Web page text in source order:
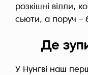
розкішні вілли,
сьюти, а поруч –
Де
У Нунгві наш